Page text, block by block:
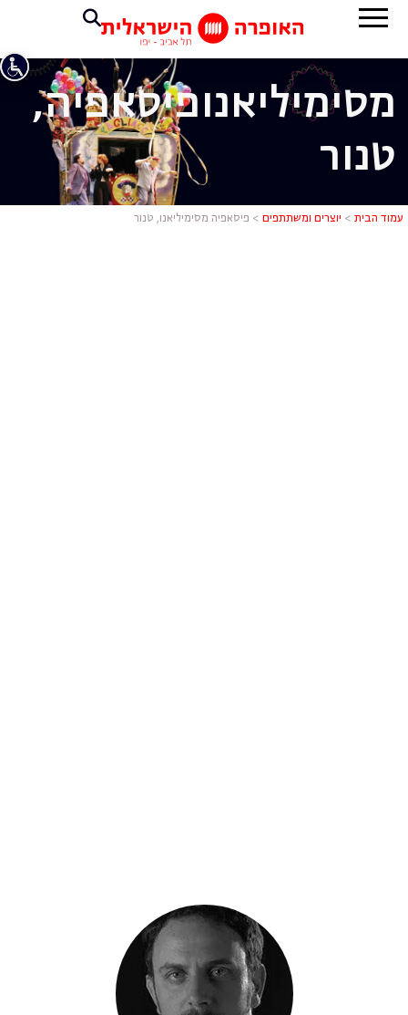
פיסאפיה
מסימיליאנופיסאפיה,
טנור
עמוד הבית > יוצרים ומשתתפים > פיסאפיה מסימיליאנו, טנור